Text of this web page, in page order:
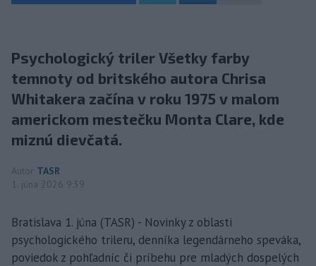
Psychologický triler Všetky farby
temnoty od britského autora Chrisa
Whitakera začína v roku 1975 v malom
americkom mestečku Monta Clare, kde
miznú dievčatá.
Autor TASR
1. júna 2026 9:39
Bratislava 1. júna (TASR) - Novinky z oblasti
psychologického trileru, denníka legendárneho speváka,
poviedok z pohľadníc či príbehu pre mladých dospelých